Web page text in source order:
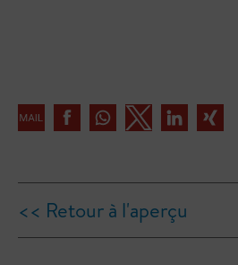
<< Retour à l'aperçu